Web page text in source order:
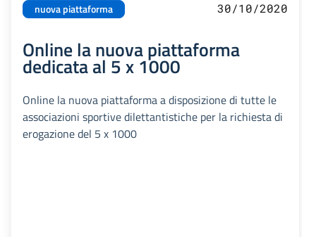
nuova piattaforma 30/10/2020
Online la nuova piattaforma
dedicata al 5 x 1000
Online la nuova piattaforma a disposizione di tutte le
associazioni sportive dilettantistiche per la richiesta di
erogazione del 5 x 1000